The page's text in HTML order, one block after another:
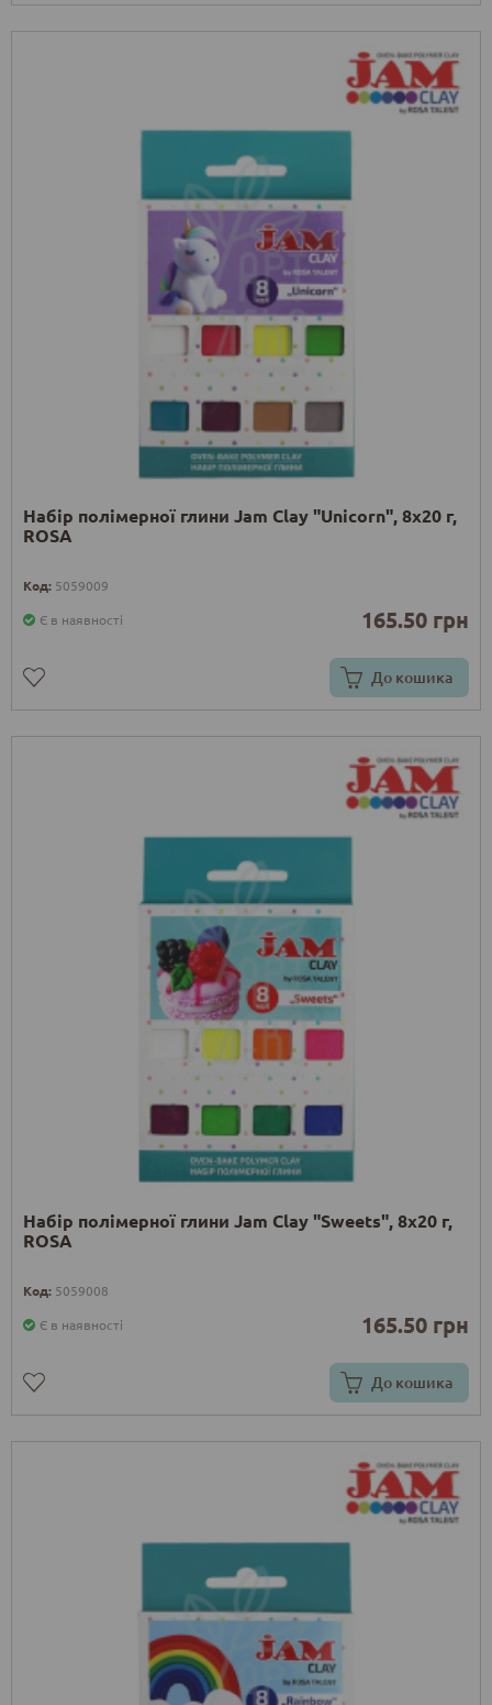
Набір полімерної глини Jam Clay "Unicorn", 8х20 г,
ROSA
Код: 5059009
Є в наявності
165.50 грн
До кошика
Набір полімерної глини Jam Clay "Sweets", 8х20 г,
ROSA
Код: 5059008
Є в наявності
165.50 грн
До кошика